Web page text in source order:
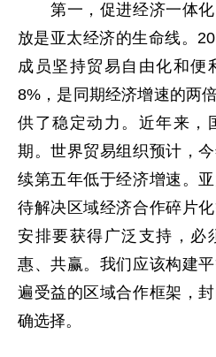
第一，促进经济一体化
放是亚太经济的生命线。
成员坚持贸易自由化和便
8%，是同期经济增速的两
供了稳定动力。近年来，
期。世界贸易组织预计，
续第五年低于经济增速。
待解决区域经济合作碎片
安排要获得广泛支持，必
惠、共赢。我们应该构建
遍受益的区域合作框架，
确选择。